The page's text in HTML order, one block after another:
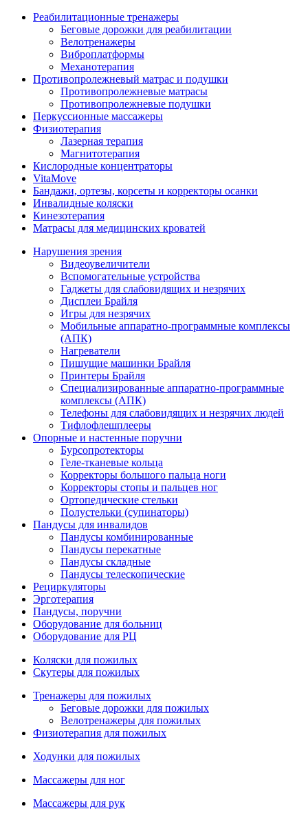
Реабилитационные тренажеры
Беговые дорожки для реабилитации
Велотренажеры
Виброплатформы
Механотерапия
Противопролежневый матрас и подушки
Противопролежневые матрасы
Противопролежневые подушки
Перкуссионные массажеры
Физиотерапия
Лазерная терапия
Магнитотерапия
Кислородные концентраторы
VitaMove
Бандажи, ортезы, корсеты и корректоры осанки
Инвалидные коляски
Кинезотерапия
Матрасы для медицинских кроватей
Нарушения зрения
Видеоувеличители
Вспомогательные устройства
Гаджеты для слабовидящих и незрячих
Дисплеи Брайля
Игры для незрячих
Мобильные аппаратно-программные комплексы
(АПК)
Нагреватели
Пишущие машинки Брайля
Принтеры Брайля
Специализированные аппаратно-программные
комплексы (АПК)
Телефоны для слабовидящих и незрячих людей
Тифлофлешплееры
Опорные и настенные поручни
Бурсопротекторы
Геле-тканевые кольца
Корректоры большого пальца ноги
Корректоры стопы и пальцев ног
Ортопедические стельки
Полустельки (супинаторы)
Пандусы для инвалидов
Пандусы комбинированные
Пандусы перекатные
Пандусы складные
Пандусы телескопические
Рециркуляторы
Эрготерапия
Пандусы, поручни
Оборудование для больниц
Оборудование для РЦ
Коляски для пожилых
Скутеры для пожилых
Тренажеры для пожилых
Беговые дорожки для пожилых
Велотренажеры для пожилых
Физиотерапия для пожилых
Ходунки для пожилых
Массажеры для ног
Массажеры для рук